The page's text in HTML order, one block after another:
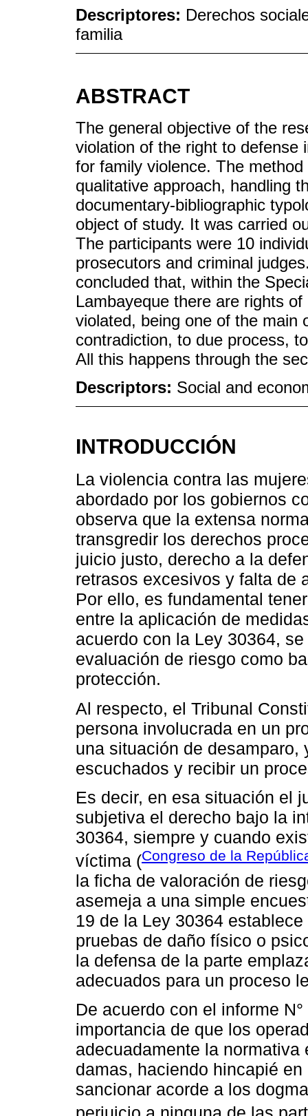
Descriptores: Derechos
familia
ABSTRACT
The general objective of the
violation of the right to defense
for family violence. The
qualitative approach, handling
documentary-bibliographic
object of study. It was carried
The participants were 10
prosecutors and criminal
concluded that, within the
Lambayeque there are rights
violated, being one of the main
contradiction, to due process,
All this happens through the
Descriptors: Social and
INTRODUCCIÓN
La violencia contra las
abordado por los gobiernos
observa que la extensa
transgredir los derechos
juicio justo, derecho a la
retrasos excesivos y falta de
Por ello, es fundamental
entre la aplicación de
acuerdo con la Ley 30364,
evaluación de riesgo como
protección.
Al respecto, el Tribunal
persona involucrada en un
una situación de desamparo,
escuchados y recibir un
Es decir, en esa situación el
subjetiva el derecho bajo la
30364, siempre y cuando
víctima (Congreso de la
la ficha de valoración de
asemeja a una simple
19 de la Ley 30364
pruebas de daño físico o
la defensa de la parte
adecuados para un proceso
De acuerdo con el informe
importancia de que los
adecuadamente la
damas, haciendo hincapié
sancionar acorde a los